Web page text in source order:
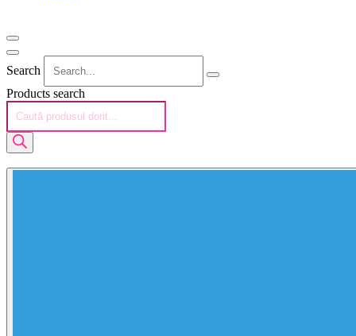
Search
Products search